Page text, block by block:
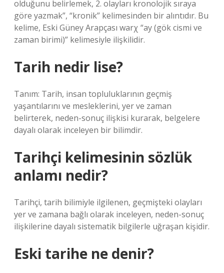
olduğunu belirlemek, 2. olayları kronolojik sıraya
göre yazmak”, “kronik” kelimesinden bir alıntıdır. Bu
kelime, Eski Güney Arapçası warχ “ay (gök cismi ve
zaman birimi)” kelimesiyle ilişkilidir.
Tarih nedir lise?
Tanım: Tarih, insan topluluklarının geçmiş
yaşantılarını ve mesleklerini, yer ve zaman
belirterek, neden-sonuç ilişkisi kurarak, belgelere
dayalı olarak inceleyen bir bilimdir.
Tarihçi kelimesinin sözlük
anlamı nedir?
Tarihçi, tarih bilimiyle ilgilenen, geçmişteki olayları
yer ve zamana bağlı olarak inceleyen, neden-sonuç
ilişkilerine dayalı sistematik bilgilerle uğraşan kişidir.
Eski tarihe ne denir?